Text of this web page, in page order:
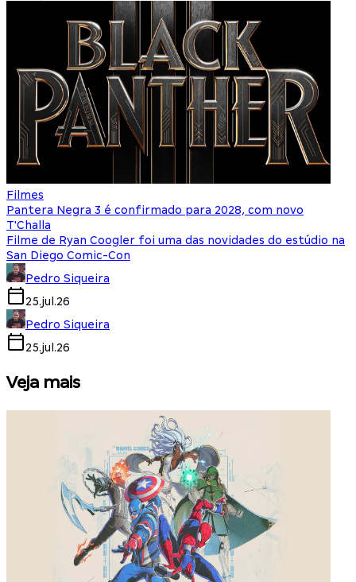
Filmes
Pantera Negra 3 é confirmado para 2028, com novo
T'Challa
Filme de Ryan Coogler foi uma das novidades do estúdio na
San Diego Comic-Con
Pedro Siqueira
25.jul.26
Pedro Siqueira
25.jul.26
Veja mais